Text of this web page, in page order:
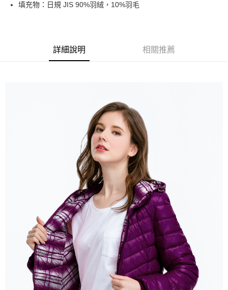
AFTEE先享後付是「在收到商品之後才付款」的支付方式。 讓您購物簡單
１．於結帳方式選擇「AFTEE先享後付」後，將跳轉至「AFTEE先享後付」
結帳頁面，進行簡訊認證並確認金額後，即可完成結帳。
２．訂單成立數日內，您將收到繳費通知簡訊。
３．收到繳費通知簡訊後14天內，點擊此簡訊中的連結，可透過四大超商／
ATM／網路銀行／等多元方式進行付款，方視為交易完成。
※ 請注意：結帳手續完成當下不需立刻繳費，但若您需要取消訂單，請聯絡
購買商品的店家。未經商家同意取消之訂單仍視為有效，需透過AFTEE先享
※ 交易是否成功請以「AFTEE先享後付 」之結帳頁面顯示為準，若有關於
是否繳費成功／繳費後需取消欲退款等相關疑問，請聯繫「AFTEE先享後付
https://netprotections.freshdesk.com/support/home
【注意事項】
１．透過由恩沛科技股份有限公司提供之「AFTEE先享後付」服務完成之交
易，需依本服務之必要範圍內提供個人資料，並將交易相關給付款項請求債
權轉讓予恩沛科技股份有限公司。
２．關於個人資料處理事宜，請瀏覽以下網址：
https://aftee.tw/terms/#terms3
３．未成年的使用者請事先徵得法定代理人或監護人之同意方可使用
「AFTEE先享後付」，若未經同意申辦者引起之損失，本公司不負相關責
每筆NT$100，滿NT$699(含以上)免運費
每筆NT$80，滿NT$800(含以上)免運費
每筆NT$100，滿NT$699(含以上)免運費
每筆NT$80，滿NT$800(含以上)免運費
付款後7-11取貨
每筆NT$100，滿NT$699(含以上)免運費
宅配通大嘴鳥
每筆NT$100，滿NT$800(含以上)免運費
填充物：日規 JIS 90%羽絨，10%羽毛
詳細說明 相關推薦